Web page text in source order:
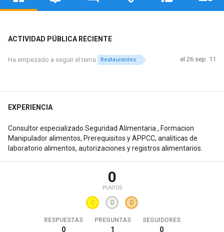
ACTIVIDAD PÚBLICA RECIENTE
Ha empezado a seguir el tema Restaurantes el 26 sep. 11
EXPERIENCIA
Consultor especializado Seguridad Alimentaria , Formacion
Manipulador alimentos, Prerequisitos y APPCC, analiticas de
laboratorio alimentos, autorizaciones y registros alimentarios.
0
PUNTOS
0 0 0
RESPUESTAS
0
PREGUNTAS
1
SEGUIDORES
0